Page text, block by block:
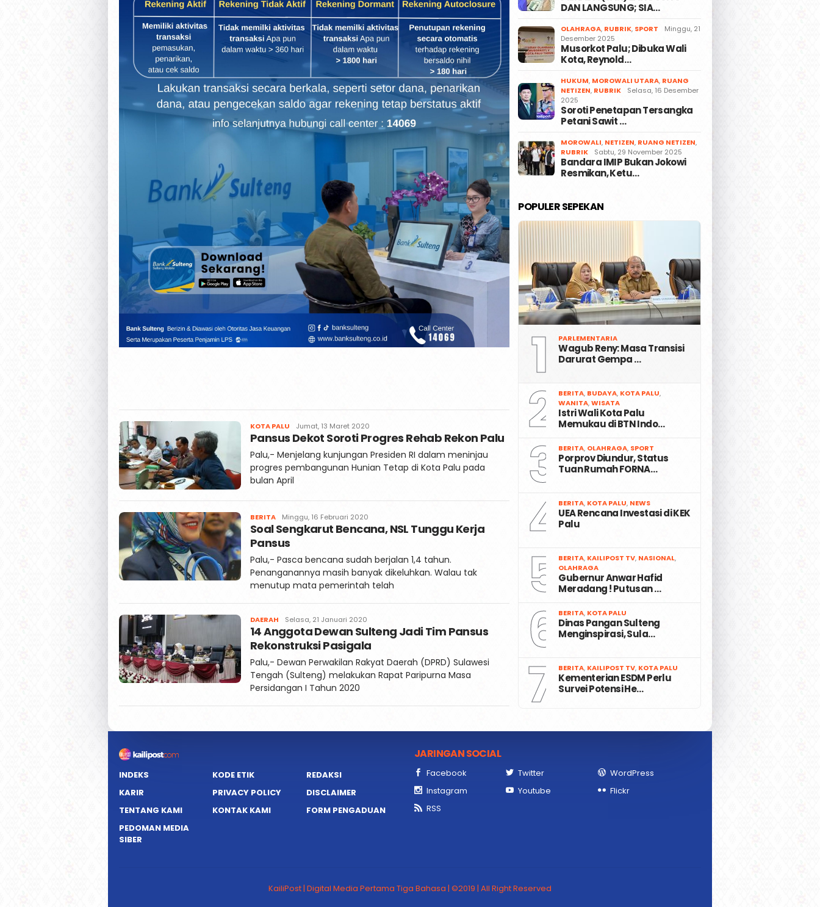
KOTA PALU Faqih
Jumat, 13 Maret 2020
Pansus Dekot Soroti Progres Rehab Rekon Palu
Palu,- Menjelang kunjungan Presiden RI dalam meninjau
progres pembangunan Hunian Tetap di Kota Palu pada
bulan April
BERITAFaqih
Minggu, 16 Februari 2020
Soal Sengkarut Bencana, NSL Tunggu Kerja
Pansus
Palu,- Pasca bencana sudah berjalan 1,4 tahun.
Penanganannya masih banyak dikeluhkan. Walau tak
menutup mata pemerintah telah
DAERAH Faqih
Selasa, 21 Januari 2020
14 Anggota Dewan Sulteng Jadi Tim Pansus
Rekonstruksi Pasigala
Palu,- Dewan Perwakilan Rakyat Daerah (DPRD) Sulawesi
Tengah (Sulteng) melakukan Rapat Paripurna Masa
Persidangan I Tahun 2020
DAN LANGSUNG; SIA…
OLAHRAGA, RUBRIK, SPORT
Minggu, 21
Desember 2025
Musorkot Palu; Dibuka Wali
Kota, Reynold…
HUKUM, MOROWALI UTARA, RUANG
NETIZEN, RUBRIK
Selasa, 16 Desember
2025
Soroti Penetapan Tersangka
Petani Sawit …
MOROWALI, NETIZEN, RUANG NETIZEN,
RUBRIK
Sabtu, 29 November 2025
Bandara IMIP Bukan Jokowi
Resmikan, Ketu…
POPULER SEPEKAN
1 PARLEMENTARIA
Wagub Reny: Masa Transisi
Darurat Gempa …
2 BERITA, BUDAYA, KOTA PALU,
WANITA,WISATA
Istri Wali Kota Palu
Memukau di BTN Indo…
3 BERITA, OLAHRAGA, SPORT
Porprov Diundur, Status
Tuan Rumah FORNA…
4 BERITA, KOTA PALU, NEWS
UEA Rencana Investasi di KEK
Palu
5 BERITA, KAILIPOST TV, NASIONAL,
OLAHRAGA
Gubernur Anwar Hafid
Meradang ! Putusan …
6 BERITA, KOTA PALU
Dinas Pangan Sulteng
Menginspirasi, Sula…
7 BERITA, KAILIPOST TV, KOTA PALU
Kementerian ESDM Perlu
Survei Potensi He…
INDEKS KODE ETIK
REDAKSI
KARIR
PRIVACY POLICY
DISCLAIMER
TENTANG KAMI
KONTAK KAMI
FORM PENGADUAN
PEDOMAN MEDIA
SIBER
JARINGAN SOCIAL
Facebook Twitter
WordPress
Instagram
Youtube
Flickr
RSS
KailiPost | Digital Media Pertama Tiga Bahasa | ©2019 | All Right Reserved